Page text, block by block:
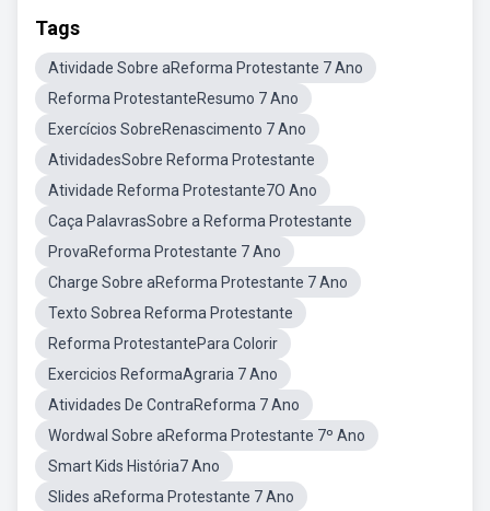
Tags
Atividade Sobre aReforma Protestante 7 Ano
Reforma ProtestanteResumo 7 Ano
Exercícios SobreRenascimento 7 Ano
AtividadesSobre Reforma Protestante
Atividade Reforma Protestante7O Ano
Caça PalavrasSobre a Reforma Protestante
ProvaReforma Protestante 7 Ano
Charge Sobre aReforma Protestante 7 Ano
Texto Sobrea Reforma Protestante
Reforma ProtestantePara Colorir
Exercicios ReformaAgraria 7 Ano
Atividades De ContraReforma 7 Ano
Wordwal Sobre aReforma Protestante 7º Ano
Smart Kids História7 Ano
Slides aReforma Protestante 7 Ano